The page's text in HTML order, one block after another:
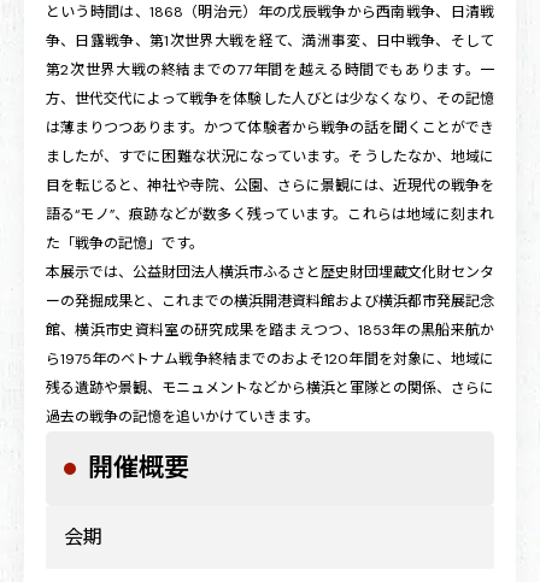
という時間は、1868（明治元）年の戊辰戦争から西南戦争、日清戦
争、日露戦争、第1次世界大戦を経て、満洲事変、日中戦争、そして
第2次世界大戦の終結までの77年間を越える時間でもあります。一
方、世代交代によって戦争を体験した人びとは少なくなり、その記憶
は薄まりつつあります。かつて体験者から戦争の話を聞くことができ
ましたが、すでに困難な状況になっています。そうしたなか、地域に
目を転じると、神社や寺院、公園、さらに景観には、近現代の戦争を
語る“モノ”、痕跡などが数多く残っています。これらは地域に刻まれ
た「戦争の記憶」です。
本展示では、公益財団法人横浜市ふるさと歴史財団埋蔵文化財センタ
ーの発掘成果と、これまでの横浜開港資料館および横浜都市発展記念
館、横浜市史資料室の研究成果を踏まえつつ、1853年の黒船来航か
ら1975年のベトナム戦争終結までのおよそ120年間を対象に、地域に
残る遺跡や景観、モニュメントなどから横浜と軍隊との関係、さらに
過去の戦争の記憶を追いかけていきます。
開催概要
会期